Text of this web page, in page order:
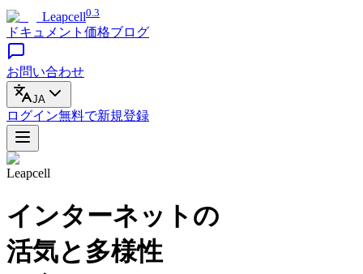
Leapcell0.3
ドキュメント 価格ブログ
お問い合わせ
JA
ログイン無料で新規登録
Leapcell
インターネットの
活気と多様性